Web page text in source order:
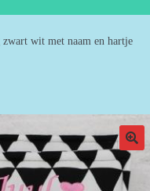
zwart wit met naam en hartje